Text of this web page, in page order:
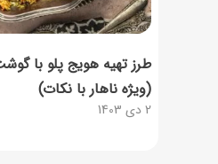
2 دی 1403
طرز تهیه هویج پلو با
(ویژه ناهار با نکات)